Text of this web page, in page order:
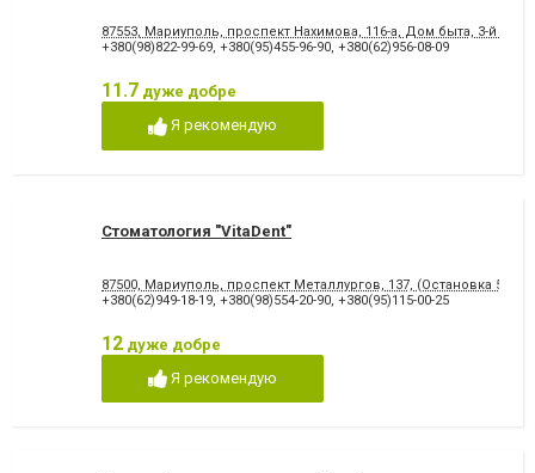
87553, Мариуполь, проспект Нахимова, 116-а, Дом быта, 3-й этаж
+380(98)822-99-69, +380(95)455-96-90, +380(62)956-08-09
11.7 дуже добре
Я рекомендую
Стоматология "VitaDent"
87500, Мариуполь, проспект Металлургов, 137, (Остановка 5-
+380(62)949-18-19, +380(98)554-20-90, +380(95)115-00-25
12 дуже добре
Я рекомендую